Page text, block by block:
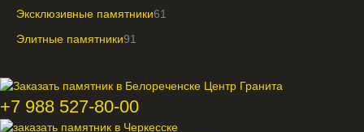
Эксклюзивные памятники61
Элитные памятники91
+7 988 527-80-00